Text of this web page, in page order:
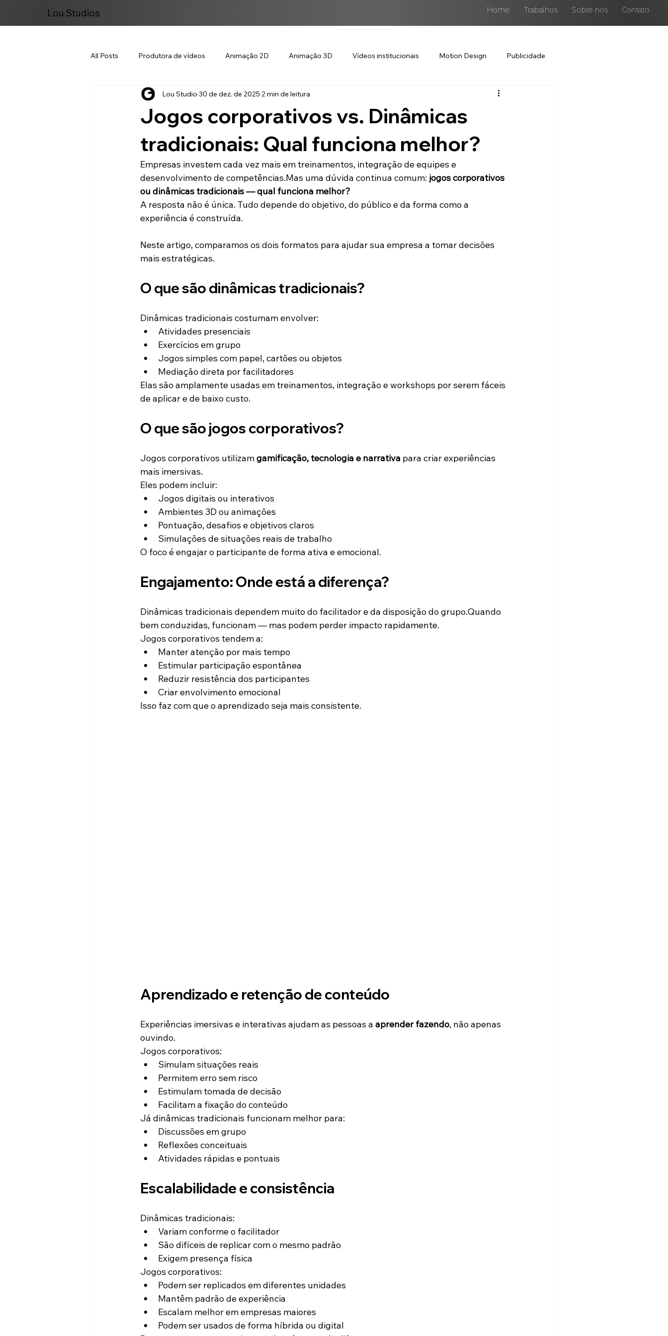
Lou Studios Home Trabalhos Sobre nós Contato
All Posts Produtora de vídeos Animação 2D Animação 3D Vídeos institucionais Motion Design Publicidade
Marketing Digital
Jogos corporativos vs. Dinâmicas
tradicionais: Qual funciona melhor?
Lou Studio 30 de dez. de 2025 2 min de leitura
Empresas investem cada vez mais em treinamentos, integração de equipes e
desenvolvimento de competências.Mas uma dúvida continua comum: jogos corporativos
ou dinâmicas tradicionais — qual funciona melhor?
A resposta não é única. Tudo depende do objetivo, do público e da forma como a
experiência é construída.
Neste artigo, comparamos os dois formatos para ajudar sua empresa a tomar decisões
mais estratégicas.
O que são dinâmicas tradicionais?
Dinâmicas tradicionais costumam envolver:
Atividades presenciais
Exercícios em grupo
Jogos simples com papel, cartões ou objetos
Mediação direta por facilitadores
Elas são amplamente usadas em treinamentos, integração e workshops por serem fáceis
de aplicar e de baixo custo.
O que são jogos corporativos?
Jogos corporativos utilizam gamificação, tecnologia e narrativa para criar experiências
mais imersivas.
Eles podem incluir:
Jogos digitais ou interativos
Ambientes 3D ou animações
Pontuação, desafios e objetivos claros
Simulações de situações reais de trabalho
O foco é engajar o participante de forma ativa e emocional.
Engajamento: Onde está a diferença?
Dinâmicas tradicionais dependem muito do facilitador e da disposição do grupo.Quando
bem conduzidas, funcionam — mas podem perder impacto rapidamente.
Jogos corporativos tendem a:
Manter atenção por mais tempo
Estimular participação espontânea
Reduzir resistência dos participantes
Criar envolvimento emocional
Isso faz com que o aprendizado seja mais consistente.
Aprendizado e retenção de conteúdo
Experiências imersivas e interativas ajudam as pessoas a aprender fazendo, não apenas
ouvindo.
Jogos corporativos:
Simulam situações reais
Permitem erro sem risco
Estimulam tomada de decisão
Facilitam a fixação do conteúdo
Já dinâmicas tradicionais funcionam melhor para:
Discussões em grupo
Reflexões conceituais
Atividades rápidas e pontuais
Escalabilidade e consistência
Dinâmicas tradicionais:
Variam conforme o facilitador
São difíceis de replicar com o mesmo padrão
Exigem presença física
Jogos corporativos:
Podem ser replicados em diferentes unidades
Mantêm padrão de experiência
Escalam melhor em empresas maiores
Podem ser usados de forma híbrida ou digital